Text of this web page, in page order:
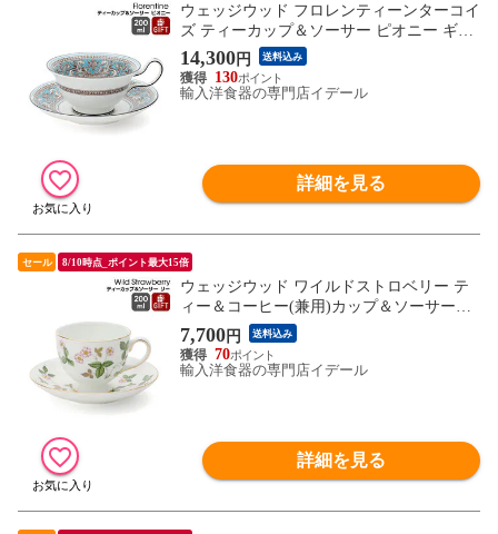
ウェッジウッド フロレンティーンターコイ
ズ ティーカップ＆ソーサー ピオニー ギフ
ト 結婚祝い プレゼント 贈り物 【食器 カ
トラリー】【ギフト】
14,300円 送料込み
130
輸入洋食器の専門店イデール
詳細を見る
セール 8/10時点_ポイント最大15倍
ウェッジウッド ワイルドストロベリー テ
ィー＆コーヒー(兼用)カップ＆ソーサー
(リータイプ) ギフト 結婚祝い プレゼント
贈り物 【食器 カトラリー】【ギフト】
7,700円 送料込み
70
輸入洋食器の専門店イデール
詳細を見る